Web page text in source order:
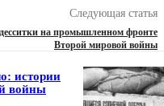
Следующая статья
на промышленном фронте
Второй мировой войны
истории
войны